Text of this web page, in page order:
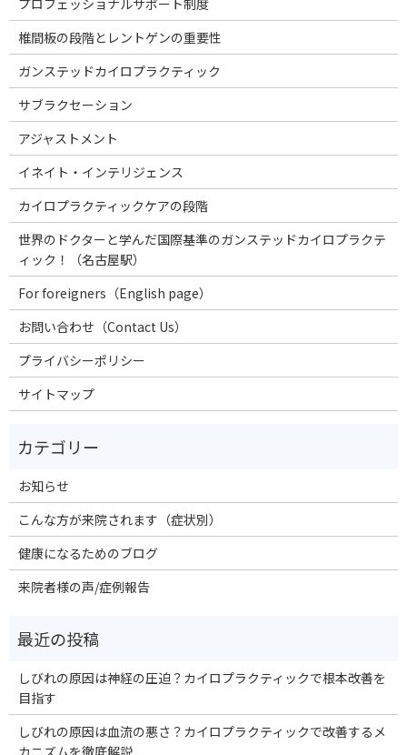
プロフェッショナルサポート制度
椎間板の段階とレントゲンの重要性
ガンステッドカイロプラクティック
サブラクセーション
アジャストメント
イネイト・インテリジェンス
カイロプラクティックケアの段階
世界のドクターと学んだ国際基準のガンステッドカイロプラクテ
ィック！（名古屋駅）
For foreigners（English page）
お問い合わせ（Contact Us）
プライバシーポリシー
サイトマップ
お知らせ
こんな方が来院されます（症状別）
健康になるためのブログ
来院者様の声/症例報告
しびれの原因は神経の圧迫？カイロプラクティックで根本改善を
目指す
しびれの原因は血流の悪さ？カイロプラクティックで改善するメ